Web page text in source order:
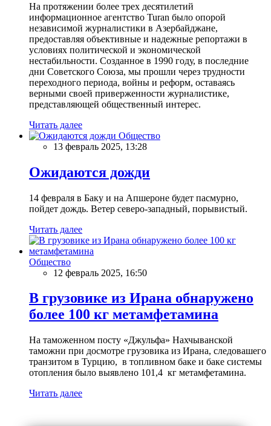
На протяжении более трех десятилетий
информационное агентство Turan было опорой
независимой журналистики в Азербайджане,
предоставляя объективные и надежные репортажи в
условиях политической и экономической
нестабильности. Созданное в 1990 году, в последние
дни Советского Союза, мы прошли через трудности
переходного периода, войны и реформ, оставаясь
верными своей приверженности журналистике,
представляющей общественный интерес.
Читать далее
Общество
13 февраль 2025, 13:28
Ожидаются дожди
14 февраля в Баку и на Апшероне будет пасмурно,
пойдет дождь. Ветер северо-западный, порывистый.
Читать далее
Общество
12 февраль 2025, 16:50
В грузовике из Ирана обнаружено
более 100 кг метамфетамина
На таможенном посту «Джульфа» Нахчыванской
таможни при досмотре грузовика из Ирана, следовашего
транзитом в Турцию, в топливном баке и баке системы
отопления было выявлено 101,4 кг метамфетамина.
Читать далее